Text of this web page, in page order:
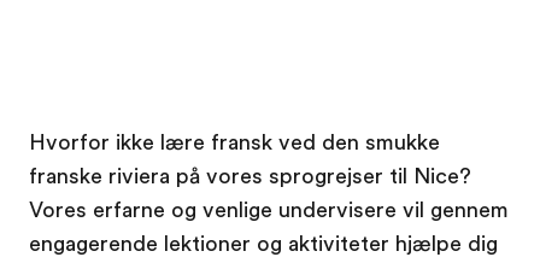
Hvem er vi?
Karriere
Bliv en del af holdet
Hvorfor ikke lære fransk ved den smukke
franske riviera på vores sprogrejser til Nice?
Vores erfarne og venlige undervisere vil gennem
engagerende lektioner og aktiviteter hjælpe dig